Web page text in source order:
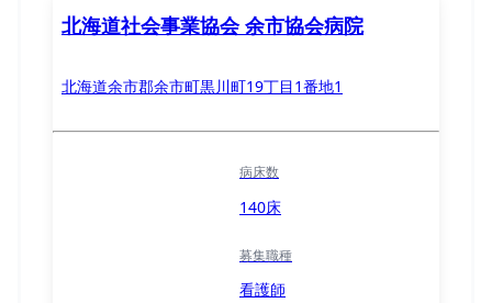
北海道社会事業協会 余市協会病院
北海道余市郡余市町黒川町19丁目1番地1
病床数
140床
募集職種
看護師